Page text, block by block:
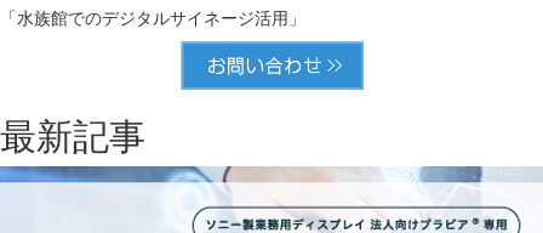
「水族館でのデジタルサイネージ活用」
最新記事